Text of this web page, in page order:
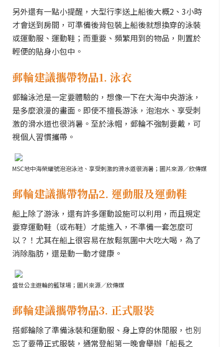
另外還有一點小提醒，大型行李送上船後大概2、3小時
才會送到房間，可準備後背包裝上船後就想換穿的泳裝
或運動服、運動鞋；而重要、頻繁用到的物品，則置於
輕便的貼身小包中。
郵輪建議攜帶物品1. 泳衣
郵輪泳池是一定要體驗的，想像一下在大海中央游泳，
是多麼浪漫的畫面。即使不擅長游泳，泡泡水、享受刺
激的滑水道也很消暑。至於泳帽，郵輪不強制要戴，可
視個人習慣攜帶。
MSC地中海榮耀號泡泡泳池、享受刺激的滑水道很消暑；圖片來源／欣傳媒
郵輪建議攜帶物品2. 運動服及運動鞋
船上除了游泳，還有許多運動設施可以利用，而且規定
要穿運動鞋（或布鞋）才能進入，不準備一套怎麼可
以？！尤其在船上很容易在放鬆氛圍中大吃大喝，為了
消除脂肪，還是動一動才健康。
盛世公主遊輪的籃球場；圖片來源／欣傳媒
郵輪建議攜帶物品3. 正式服裝
搭郵輪除了準備泳裝和運動服、身上穿的休閒服，也別
忘了要帶正式服裝，通常登船第一晚會舉辦「船長之